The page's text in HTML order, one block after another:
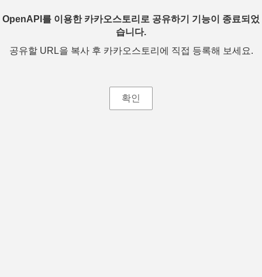
OpenAPI를 이용한 카카오스토리로 공유하기 기능이 종료되었
습니다.
공유할 URL을 복사 후 카카오스토리에 직접 등록해 보세요.
확인